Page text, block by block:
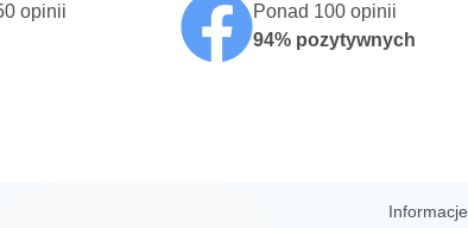
opinii
Ponad 100 opinii
94% pozytywnych
Informacje